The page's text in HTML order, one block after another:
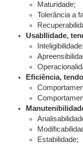
Maturidade;
Tolerância a
UsabIlidade,
Inteligibilidade;
Eficiência,
Estabilidade;